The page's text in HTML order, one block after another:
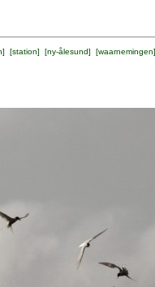
] [station] [ny-ålesund] [waarnemingen